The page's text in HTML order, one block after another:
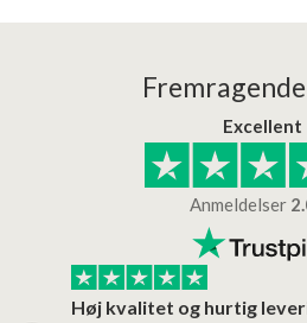
Excellent
Anmeldelser
Høj kvalitet og hurtig